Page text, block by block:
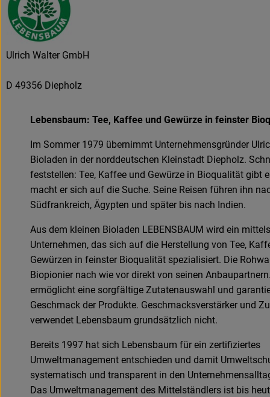
Ulrich Walter GmbH
D 49356 Diepholz
Lebensbaum: Tee, Kaffee und Gewürze in feinster
Im Sommer 1979 übernimmt Unternehmensgründer
Bioladen in der norddeutschen Kleinstadt Diepholz.
feststellen: Tee, Kaffee und Gewürze in Bioqualität gibt
macht er sich auf die Suche. Seine Reisen führen ihn
Südfrankreich, Ägypten und später bis nach Indien.
Aus dem kleinen Bioladen LEBENSBAUM wird ein
Unternehmen, das sich auf die Herstellung von Tee,
Gewürzen in feinster Bioqualität spezialisiert. Die
Biopionier nach wie vor direkt von seinen
ermöglicht eine sorgfältige Zutatenauswahl und
Geschmack der Produkte. Geschmacksverstärker und
verwendet Lebensbaum grundsätzlich nicht.
Bereits 1997 hat sich Lebensbaum für ein zertifiziertes
Umweltmanagement entschieden und damit
systematisch und transparent in den
Das Umweltmanagement des Mittelständlers ist bis